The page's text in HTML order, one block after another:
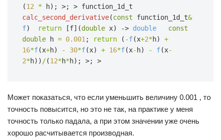
(12 * h); >; > function_1d_t
calc_second_derivative(const function_1d_t&
f) return [f](double x) -> double
const
double
h = 0.001 ; return ( -f(x+2*h)
+
16*f(x+h) - 30*f(x) + 16*f(x- h) - f(x-
2*h)) /(12*h*h); >; >
Может показаться, что если уменьшить величину 0.001 , то
точность повысится, но это не так, на практике у меня
точность только падала, а при этом значении уже очень
хорошо расчитывается производная.